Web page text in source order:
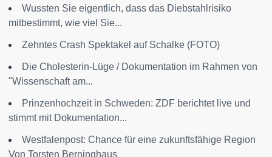
Wussten Sie eigentlich, dass das Diebstahlrisiko
mitbestimmt, wie viel Sie...
Zehntes Crash Spektakel auf Schalke (FOTO)
Die Cholesterin-Lüge / Dokumentation im Rahmen von
"Wissenschaft am...
Prinzenhochzeit in Schweden: ZDF berichtet live und
stimmt mit Dokumentation...
Westfalenpost: Chance für eine zukunftsfähige Region
Von Torsten Berninghaus